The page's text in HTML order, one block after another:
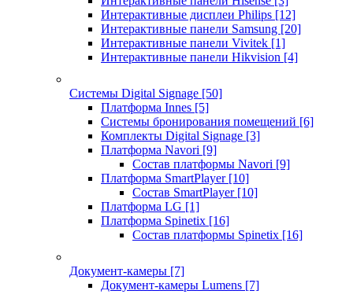
Интерактивные дисплеи Philips [12]
Интерактивные панели Samsung [20]
Интерактивные панели Vivitek [1]
Интерактивные панели Hikvision [4]
Системы Digital Signage [50]
Платформа Innes [5]
Системы бронирования помещений [6]
Комплекты Digital Signage [3]
Платформа Navori [9]
Состав платформы Navori [9]
Платформа SmartPlayer [10]
Состав SmartPlayer [10]
Платформа LG [1]
Платформа Spinetix [16]
Состав платформы Spinetix [16]
Документ-камеры [7]
Документ-камеры Lumens [7]